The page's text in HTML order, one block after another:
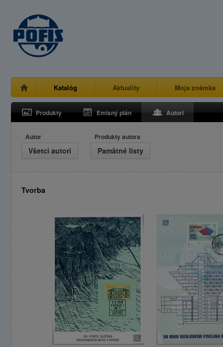
Katalóg Aktuality Moja známka
Produkty Emisný plán Autori
Autor
Všetci autori
Produkty autora
Pamätné listy
Tvorba